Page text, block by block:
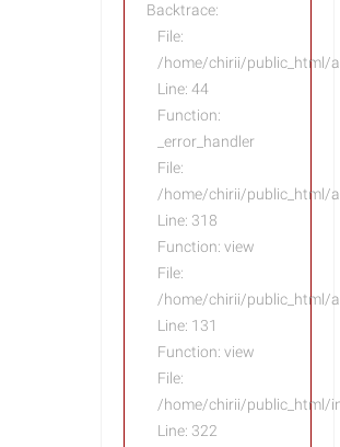
Backtrace:
File:
/home/chirii/public_html/
Line: 44
Function:
_error_handler
File:
/home/chirii/public_html/
Line: 318
Function: view
File:
/home/chirii/public_html/
Line: 131
Function: view
File:
/home/chirii/public_html/
Line: 322